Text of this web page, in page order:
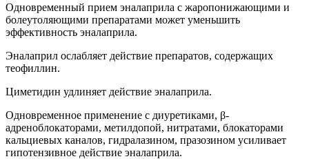
Одновременный прием эналаприла с жаропонижающими и
болеутоляющими препаратами может уменьшить
эффективность эналаприла.
Эналаприл ослабляет действие препаратов, содержащих
теофиллин.
Циметидин удлиняет действие эналаприла.
Одновременное применение с диуретиками, β-
адреноблокаторами, метилдопой, нитратами, блокаторами
кальциевых каналов, гидралазином, празозином усиливает
гипотензивное действие эналаприла.